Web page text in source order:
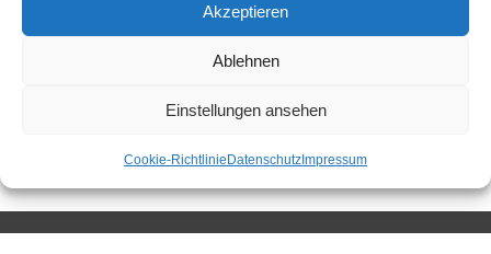
Akzeptieren
Ablehnen
Einstellungen ansehen
Cookie-Richtlinie Datenschutz Impressum
Mannschaften
Kegelsportanlage Wittlerdamm